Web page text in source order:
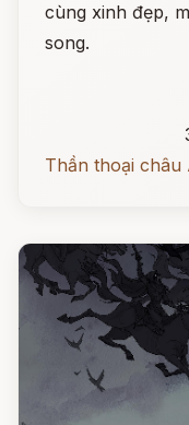
cùng xinh đẹp,
song.
Thần thoại châu